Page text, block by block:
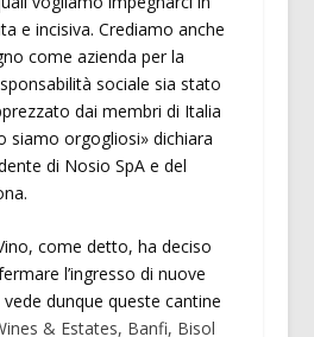
e incisiva. Crediamo anche
come azienda per la
sociale sia stato
dai membri di Italia
siamo orgogliosi» dichiara
di Nosio SpA e del
come detto, ha deciso
l’ingresso di nuove
dunque queste cantine
& Estates, Banfi, Bisol